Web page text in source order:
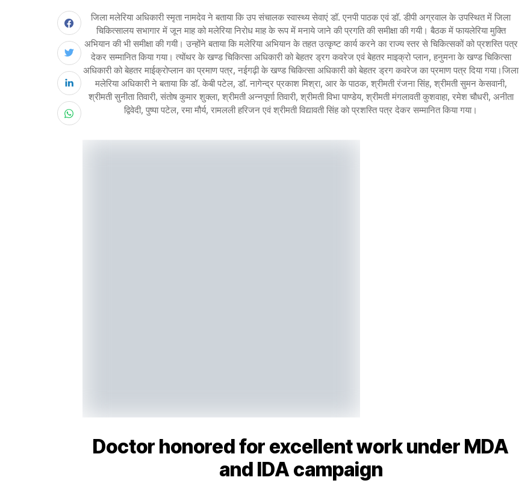
जिला मलेरिया अधिकारी स्मृता नामदेव ने बताया कि उप संचालक स्वास्थ्य सेवाएं डॉ. एनपी पाठक एवं डॉ. डीपी अग्रवाल के उपस्थित में जिला
चिकित्सालय सभागार में जून माह को मलेरिया निरोध माह के रूप में मनाये जाने की प्रगति की समीक्षा की गयी। बैठक में फायलेरिया मुक्ति
अभियान की भी समीक्षा की गयी। उन्होंने बताया कि मलेरिया अभियान के तहत उत्कृष्ट कार्य करने का राज्य स्तर से चिकित्सकों को प्रशस्ति पत्र
देकर सम्मानित किया गया। त्योंथर के खण्ड चिकित्सा अधिकारी को बेहतर ड्रग कवरेज एवं बेहतर माइक्रो प्लान, हनुमना के खण्ड चिकित्सा
अधिकारी को बेहतर माईक्रोप्लान का प्रमाण पत्र, नईगढ़ी के खण्ड चिकित्सा अधिकारी को बेहतर ड्रग कवरेज का प्रमाण पत्र दिया गया।जिला
मलेरिया अधिकारी ने बताया कि डॉ. केबी पटेल, डॉ. नागेन्द्र प्रकाश मिश्रा, आर के पाठक, श्रीमती रंजना सिंह, श्रीमती सुमन केसवानी,
श्रीमती सुनीता तिवारी, संतोष कुमार शुक्ला, श्रीमती अन्नपूर्णा तिवारी, श्रीमती विभा पाण्डेय, श्रीमती मंगलावती कुशवाहा, रमेश चौधरी, अनीता
द्विवेदी, पुष्पा पटेल, रमा मौर्य, रामलली हरिजन एवं श्रीमती विद्यावती सिंह को प्रशस्ति पत्र देकर सम्मानित किया गया।
Doctor honored for excellent work under MDA
and IDA campaign